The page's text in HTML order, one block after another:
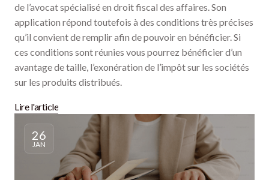
de l’avocat spécialisé en droit fiscal des affaires. Son
application répond toutefois à des conditions très précises
qu’il convient de remplir afin de pouvoir en bénéficier. Si
ces conditions sont réunies vous pourrez bénéficier d’un
avantage de taille, l’exonération de l’impôt sur les sociétés
sur les produits distribués.
Lire l'article
26
JAN